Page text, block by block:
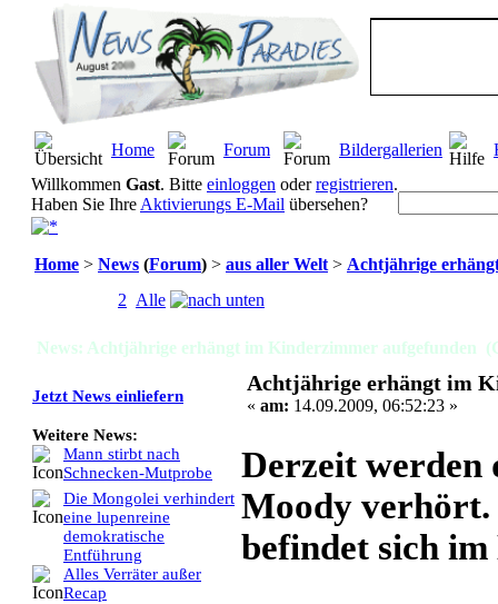
Home Forum Bildergallerien
Willkommen Gast. Bitte einloggen oderregistrieren.
Haben Sie Ihre Aktivierungs E-Mail übersehen?
Home > News (Forum) > aus aller Welt > Achtjährige
2 Alle
News: Achtjährige erhängt im Kinderzimmer aufgefunden
Jetzt News einliefern
Weitere News:
Mann stirbt nach
Schnecken-Mutprobe
Die Mongolei verhindert
eine lupenreine
demokratische
Entführung
Alles Verräter außer
Recap
Achtjährige erhängt im
« am: 14.09.2009, 06:52:23 »
Derzeit werden
Moody
befindet sich